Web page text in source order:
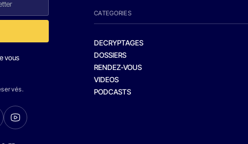
vous
CATEGORIES
DECRYPTAGES
DOSSIERS
RENDEZ-VOUS
VIDEOS
PODCASTS